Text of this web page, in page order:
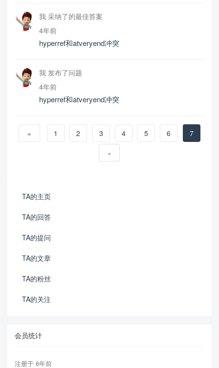
我 采纳了的最佳答案
4年前
hyperref和atveryend冲突
我 发布了问题
4年前
hyperref和atveryend冲突
« 1 2 3 4 5 6
7
»
TA的主页
TA的回答
TA的提问
TA的文章
TA的粉丝
TA的关注
会员统计
注册于 6年前